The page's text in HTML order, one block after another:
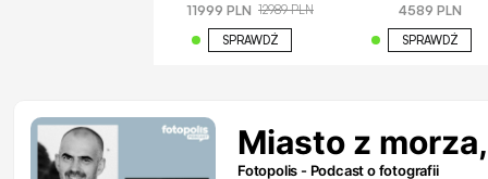
11999 PLN 12989 PLN
SPRAWDŹ
4589 PLN
SPRAWDŹ